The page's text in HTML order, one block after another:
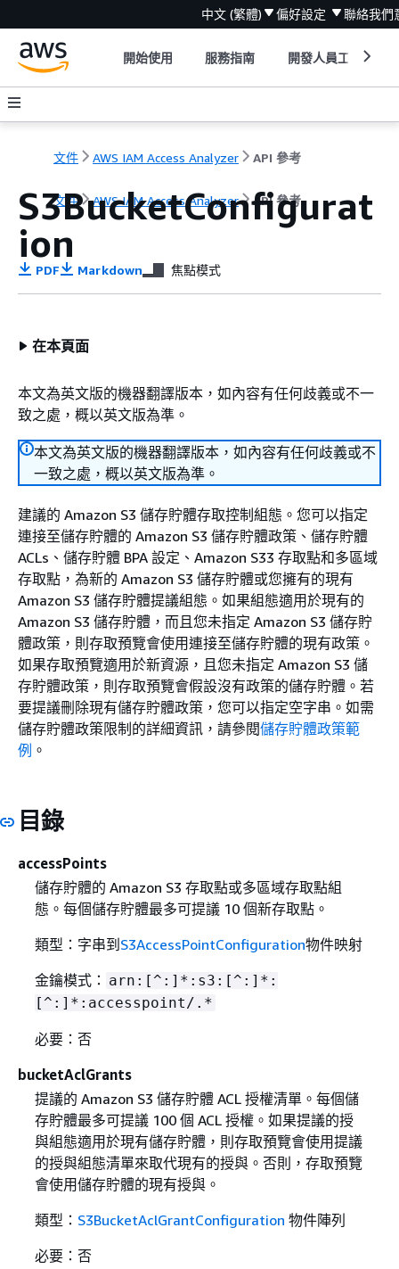
中文 (繁體) 偏好設定 聯絡我們
開始使用 服務指南 開發人員工具
文件 AWS IAM Access Analyzer API 參考
文件 AWS IAM Access Analyzer API 參考
S3BucketConfigurat
ion
PDF Markdown 焦點模式
在本頁面
本文為英文版的機器翻譯版本，如內容有任何歧義或不一
致之處，概以英文版為準。
本文為英文版的機器翻譯版本，如內容有任何歧義或不
一致之處，概以英文版為準。
建議的 Amazon S3 儲存貯體存取控制組態。您可以指定
連接至儲存貯體的 Amazon S3 儲存貯體政策、儲存貯體
ACLs、儲存貯體 BPA 設定、Amazon S33 存取點和多區域
存取點，為新的 Amazon S3 儲存貯體或您擁有的現有
Amazon S3 儲存貯體提議組態。如果組態適用於現有的
Amazon S3 儲存貯體，而且您未指定 Amazon S3 儲存貯
體政策，則存取預覽會使用連接至儲存貯體的現有政策。
如果存取預覽適用於新資源，且您未指定 Amazon S3 儲
存貯體政策，則存取預覽會假設沒有政策的儲存貯體。若
要提議刪除現有儲存貯體政策，您可以指定空字串。如需
儲存貯體政策限制的詳細資訊，請參閱儲存貯體政策範
例 。
目錄
accessPoints
儲存貯體的 Amazon S3 存取點或多區域存取點組
態。每個儲存貯體最多可提議 10 個新存取點。
類型：字串到S3AccessPointConfiguration物件映射
金鑰模式： arn:[^:]*:s3:[^:]*:
[^:]*:accesspoint/.*
必要：否
bucketAclGrants
提議的 Amazon S3 儲存貯體 ACL 授權清單。每個儲
存貯體最多可提議 100 個 ACL 授權。如果提議的授
與組態適用於現有儲存貯體，則存取預覽會使用提議
的授與組態清單來取代現有的授與。否則，存取預覽
會使用儲存貯體的現有授與。
類型： S3BucketAclGrantConfiguration 物件陣列
必要：否